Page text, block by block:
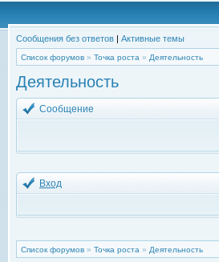
Сообщения без ответов | Активные темы
Список форумов » Точка роста » Деятельность
Деятельность
Сообщение
Вход
Список форумов » Точка роста » Деятельность